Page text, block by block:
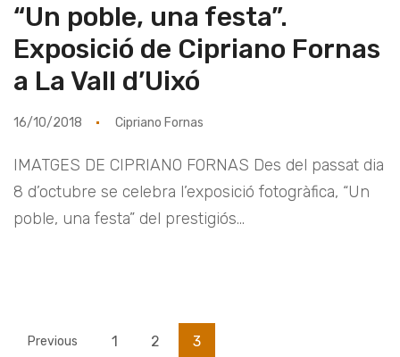
“Un poble, una festa”.
Exposició de Cipriano Fornas
a La Vall d’Uixó
16/10/2018 Cipriano Fornas
IMATGES DE CIPRIANO FORNAS Des del passat dia
8 d’octubre se celebra l’exposició fotogràfica, “Un
poble, una festa” del prestigiós...
Previous 1 2 3